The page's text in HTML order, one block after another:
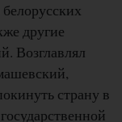
другие
Возглавлял
страну в